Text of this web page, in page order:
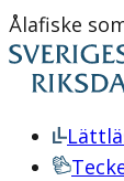
Ålafiske